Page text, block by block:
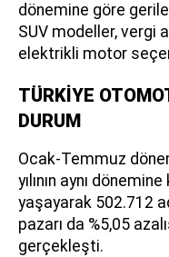
dönemine göre
SUV modeller, vergi
elektrikli motor
TÜRKİYE
DURUM
Ocak-Temmuz
yılının aynı
yaşayarak 502.712
pazarı da %5,05
gerçekleşti.